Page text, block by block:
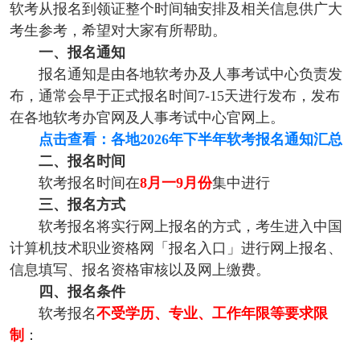
软考从报名到领证整个时间轴安排及相关信息供广大
考生参考，希望对大家有所帮助。
一、报名通知
报名通知是由各地软考办及人事考试中心负责发
布，通常会早于正式报名时间7-15天进行发布，发布
在各地软考办官网及人事考试中心官网上。
点击查看：各地2026年下半年软考报名通知汇总
二、报名时间
软考报名时间在8月一9月份集中进行
三、报名方式
软考报名将实行网上报名的方式，考生进入中国
计算机技术职业资格网「报名入口」进行网上报名、
信息填写、报名资格审核以及网上缴费。
四、报名条件
软考报名不受学历、专业、工作年限等要求限
制 ：